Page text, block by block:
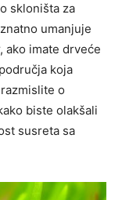
skloništa za
umanjuje
ako imate drveće
koja
o
biste olakšali
susreta sa